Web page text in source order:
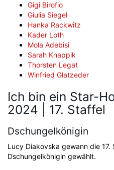
Gigi Birofio
Giulia Siegel
Hanka Rackwitz
Kader Loth
Mola Adebisi
Sarah Knappik
Thorsten Legat
Winfried Glatzeder
Ich bin ein Star-
2024 | 17. Staffel
Dschungelkönigin
Lucy Diakovska gewann die
Dschungelkönigin gewählt.